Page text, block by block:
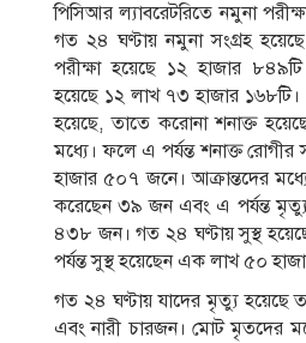
পিসিআর ল্যাবরেটরিতে নমুনা
গত ২৪ ঘণ্টায় নমুনা সংগ্রহ
পরীক্ষা হয়েছে ১২ হাজার
হয়েছে ১২ লাখ ৭৩ হাজার ১৬৮টি।
হয়েছে, তাতে করোনা শনাক্ত
মধ্যে। ফলে এ পর্যন্ত শনাক্ত
হাজার ৫০৭ জনে। আক্রান্তদের
করেছেন ৩৯ জন এবং এ পর্যন্ত
৪৩৮ জন। গত ২৪ ঘণ্টায় সুস্থ
পর্যন্ত সুস্থ হয়েছেন এক লাখ ৫০
গত ২৪ ঘণ্টায় যাদের মৃত্যু
এবং নারী চারজন। মোট মৃতদের